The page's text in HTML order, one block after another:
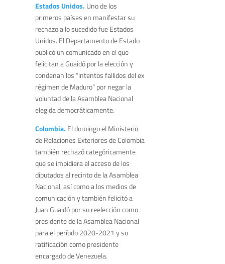
Estados Unidos. Uno de los
primeros países en manifestar su
rechazo a lo sucedido fue Estados
Unidos. El Departamento de Estado
publicó un comunicado en el que
felicitan a Guaidó por la elección y
condenan los “intentos fallidos del ex
régimen de Maduro” por negar la
voluntad de la Asamblea Nacional
elegida democráticamente.
Colombia. El domingo el Ministerio
de Relaciones Exteriores de Colombia
también rechazó categóricamente
que se impidiera el acceso de los
diputados al recinto de la Asamblea
Nacional, así como a los medios de
comunicación y también felicitó a
Juan Guaidó por su reelección como
presidente de la Asamblea Nacional
para el período 2020-2021 y su
ratificación como presidente
encargado de Venezuela.